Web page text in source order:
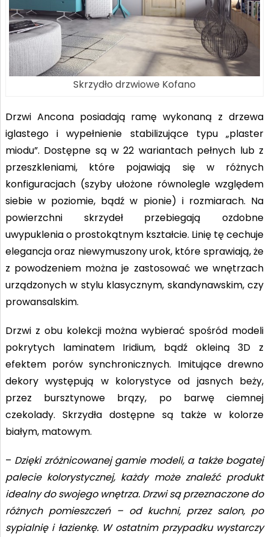
Skrzydło drzwiowe Kofano
Drzwi Ancona posiadają ramę wykonaną z drzewa
iglastego i wypełnienie stabilizujące typu „plaster
miodu”. Dostępne są w 22 wariantach pełnych lub z
przeszkleniami, które pojawiają się w różnych
konfiguracjach (szyby ułożone równolegle względem
siebie w poziomie, bądź w pionie) i rozmiarach. Na
powierzchni skrzydeł przebiegają ozdobne
uwypuklenia o prostokątnym kształcie. Linię tę cechuje
elegancja oraz niewymuszony urok, które sprawiają, że
z powodzeniem można je zastosować we wnętrzach
urządzonych w stylu klasycznym, skandynawskim, czy
prowansalskim.
Drzwi z obu kolekcji można wybierać spośród modeli
pokrytych laminatem Iridium, bądź okleiną 3D z
efektem porów synchronicznych. Imitujące drewno
dekory występują w kolorystyce od jasnych beży,
przez bursztynowe brązy, po barwę ciemnej
czekolady. Skrzydła dostępne są także w kolorze
białym, matowym.
– Dzięki zróżnicowanej gamie modeli, a także bogatej
palecie kolorystycznej, każdy może znaleźć produkt
idealny do swojego wnętrza. Drzwi są przeznaczone do
różnych pomieszczeń – od kuchni, przez salon, po
sypialnię i łazienkę. W ostatnim przypadku wystarczy